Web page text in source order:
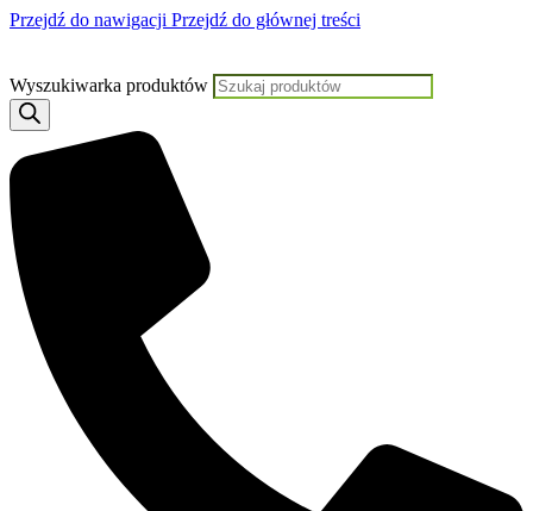
Przejdź do nawigacji Przejdź do głównej treści
Wyszukiwarka produktów